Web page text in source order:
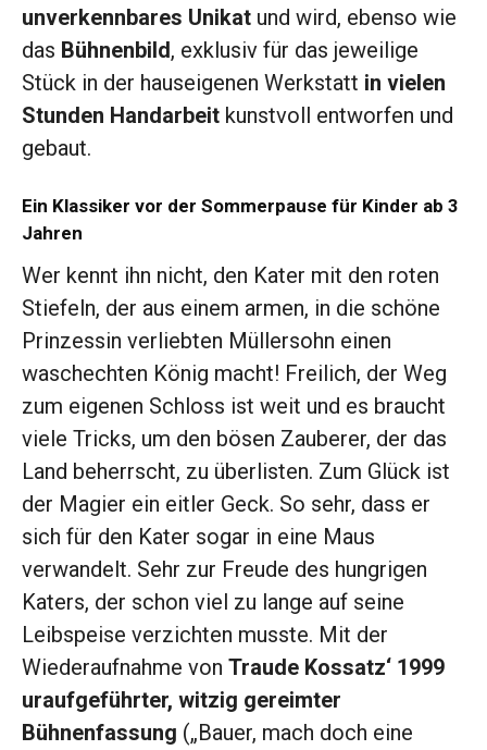
unverkennbares Unikat und wird, ebenso wie
das Bühnenbild, exklusiv für das jeweilige
Stück in der hauseigenen Werkstatt in vielen
Stunden Handarbeit kunstvoll entworfen und
gebaut.
Ein Klassiker vor der Sommerpause für Kinder ab 3
Jahren
Wer kennt ihn nicht, den Kater mit den roten
Stiefeln, der aus einem armen, in die schöne
Prinzessin verliebten Müllersohn einen
waschechten König macht! Freilich, der Weg
zum eigenen Schloss ist weit und es braucht
viele Tricks, um den bösen Zauberer, der das
Land beherrscht, zu überlisten. Zum Glück ist
der Magier ein eitler Geck. So sehr, dass er
sich für den Kater sogar in eine Maus
verwandelt. Sehr zur Freude des hungrigen
Katers, der schon viel zu lange auf seine
Leibspeise verzichten musste. Mit der
Wiederaufnahme von Traude Kossatz‘ 1999
uraufgeführter, witzig gereimter
Bühnenfassung („Bauer, mach doch eine